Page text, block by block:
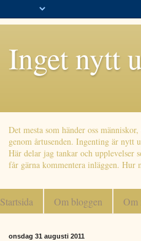
Inget nytt
Det mesta som händer oss
genom årtusenden. Ingenting är
Här delar jag tankar och
får gärna kommentera inläggen. Hur
Startsida Om bloggen Om
onsdag 31 augusti 2011